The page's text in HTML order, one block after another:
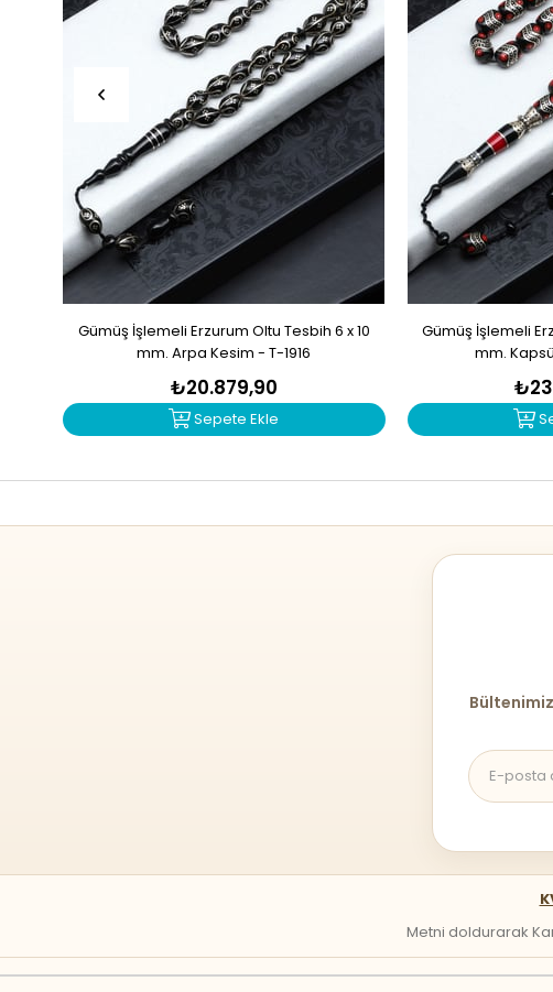
Gümüş İşlemeli Erzurum Oltu Tesbih 6 x 10
mm. Arpa Kesim - T-1916
₺20.879,90
Sepete Ekle
Gümüş İşlemeli
mm.
Metni doldurarak